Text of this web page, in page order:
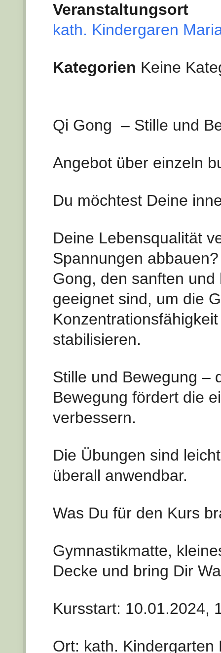
Veranstaltungsort
kath. Kindergaren
Kategorien Keine
Qi Gong – Stille und
Angebot über einzeln
Du möchtest Deine
Deine Lebensqualität
Spannungen
Gong, den sanften
geeignet sind, um die
stabilisieren.
Stille und Bewegung –
Bewegung fördert die
verbessern.
Die Übungen sind
überall anwendbar.
Was Du für den Kurs
Gymnastikmatte,
Decke und bring Dir
Kursstart: 10.01.2024,
Ort: kath.